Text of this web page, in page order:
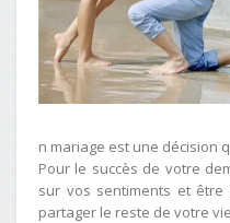
n mariage est une décision
Pour le succès de votre
sur vos sentiments et
partager le reste de votre